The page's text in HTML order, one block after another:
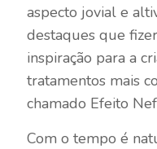
aspecto jovial e
destaques que
inspiração para a
tratamentos mais
chamado Efeito
Com o tempo é